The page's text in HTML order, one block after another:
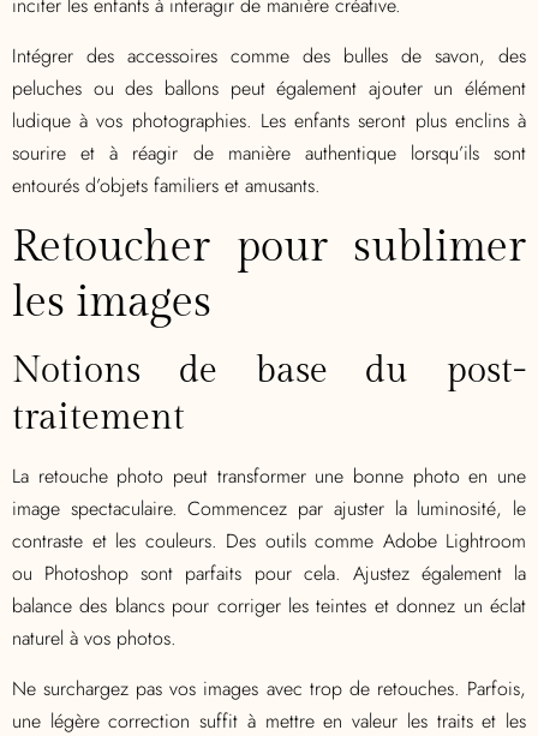
Intégrer des accessoires comme des bulles de savon, des
peluches ou des ballons peut également ajouter un élément
ludique à vos photographies. Les enfants seront plus enclins à
sourire et à réagir de manière authentique lorsqu’ils sont
entourés d’objets familiers et amusants.
Retoucher pour sublimer
les images
Notions de base du post-
traitement
La retouche photo peut transformer une bonne photo en une
image spectaculaire. Commencez par ajuster la luminosité, le
contraste et les couleurs. Des outils comme Adobe Lightroom
ou Photoshop sont parfaits pour cela. Ajustez également la
balance des blancs pour corriger les teintes et donnez un éclat
naturel à vos photos.
Ne surchargez pas vos images avec trop de retouches. Parfois,
une légère correction suffit à mettre en valeur les traits et les